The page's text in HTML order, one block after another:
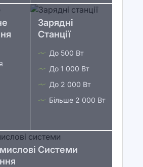
Зарядні
Станції
До 500 Вт
До 1 000 Вт
До 2 000 Вт
Більше 2 000 Вт
Системи